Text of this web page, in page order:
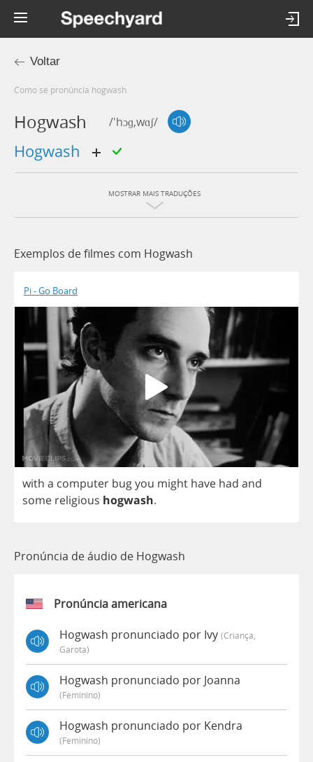
Voltar
Como se pronúncia hogwash
Hogwash /'hɔɡ,wɑʃ/
hogwash
MOSTRAR MAIS TRADUÇÕES
Exemplos de filmes com Hogwash
Pi - Go Board
with a computer bugyou might have had and
some religious hogwash.
Pronúncia de áudio de Hogwash
Pronúncia americana
Hogwash pronunciado por Ivy (criança,
Garota)
Hogwash pronunciado por Joanna
(feminino)
Hogwash pronunciado por Kendra
(feminino)